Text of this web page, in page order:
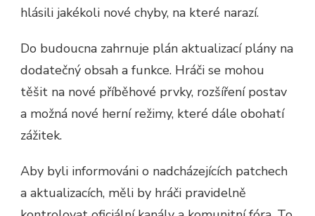
hlásili jakékoli nové chyby, na které narazí.
Do budoucna zahrnuje plán aktualizací plány na
dodatečný obsah a funkce. Hráči se mohou
těšit na nové příběhové prvky, rozšíření postav
a možná nové herní režimy, které dále obohatí
zážitek.
Aby byli informováni o nadcházejících patchech
a aktualizacích, měli by hráči pravidelně